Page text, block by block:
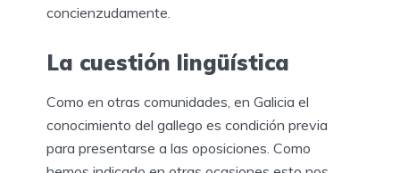
concienzudamente.
La cuestión lingüística
Como en otras comunidades, en Galicia el
conocimiento del gallego es condición previa
para presentarse a las oposiciones. Como